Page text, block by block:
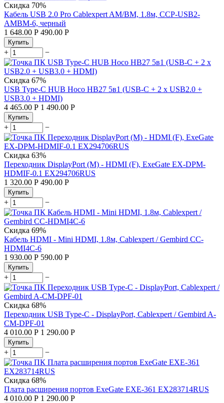
Скидка 70%
Кабель USB 2.0 Pro Cablexpert AM/BM, 1.8м, CCP-USB2-
AMBM-6, черный
1 648.00 Р 490.00 Р
Купить
+ −
Скидка 67%
USB Type-C HUB Hoco HB27 5в1 (USB-C + 2 x USB2.0 +
USB3.0 + HDMI)
4 465.00 Р 1 490.00 Р
Купить
+ −
Скидка 63%
Переходник DisplayPort (M) - HDMI (F), ExeGate EX-DPM-
HDMIF-0.1 EX294706RUS
1 320.00 Р 490.00 Р
Купить
+ −
Скидка 69%
Кабель HDMI - Mini HDMI, 1.8м, Cablexpert / Gembird CC-
HDMI4C-6
1 930.00 Р 590.00 Р
Купить
+ −
Скидка 68%
Переходник USB Type-C - DisplayPort, Cablexpert / Gembird A-
CM-DPF-01
4 010.00 Р 1 290.00 Р
Купить
+ −
Скидка 68%
Плата расширения портов ExeGate EXE-361 EX283714RUS
4 010.00 Р 1 290.00 Р